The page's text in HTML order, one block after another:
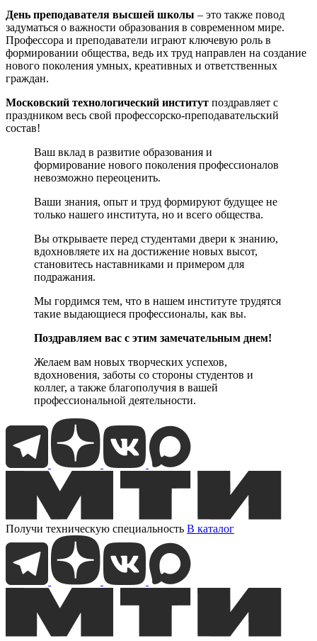
День преподавателя высшей школы – это также повод
задуматься о важности образования в современном мире.
Профессора и преподаватели играют ключевую роль в
формировании общества, ведь их труд направлен на создание
нового поколения умных, креативных и ответственных
граждан.
Московский технологический институт поздравляет с
праздником весь свой профессорско-преподавательский
состав!
Ваш вклад в развитие образования и
формирование нового поколения профессионалов
невозможно переоценить.
Ваши знания, опыт и труд формируют будущее не
только нашего института, но и всего общества.
Вы открываете перед студентами двери к знанию,
вдохновляете их на достижение новых высот,
становитесь наставниками и примером для
подражания.
Мы гордимся тем, что в нашем институте трудятся
такие выдающиеся профессионалы, как вы.
Поздравляем вас с этим замечательным днем!
Желаем вам новых творческих успехов,
вдохновения, заботы со стороны студентов и
коллег, а также благополучия в вашей
профессиональной деятельности.
Получи техническую специальность В каталог